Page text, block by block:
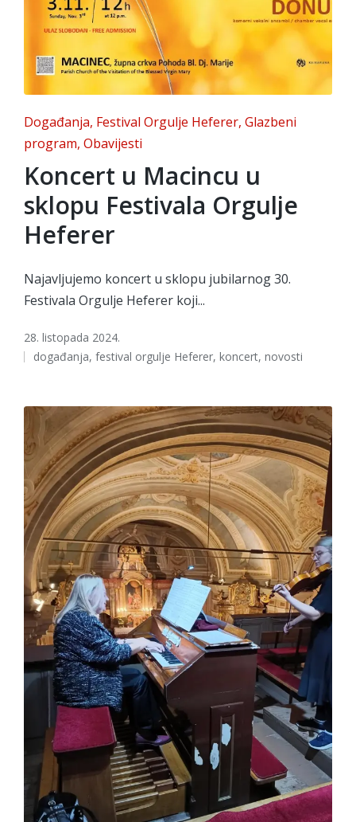
Posted
in
Događanja Festival Orgulje Heferer Glazbeni
program Obavijesti
Koncert u Macincu u
sklopu Festivala Orgulje
Heferer
Najavljujemo koncert u sklopu jubilarnog 30.
Festivala Orgulje Heferer koji...
28. listopada 2024.
Tags:
događanja, festival orgulje Heferer, koncert, novosti